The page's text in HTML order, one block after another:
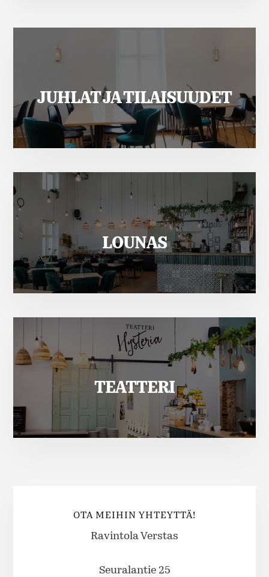
Content
JUHLAT JA TILAISUUDET
LOUNAS
TEATTERI
OTA MEIHIN YHTEYTTÄ!
Ravintola Verstas
Seuralantie 25